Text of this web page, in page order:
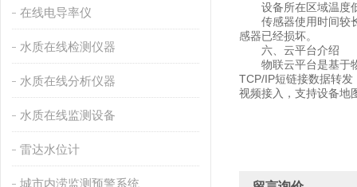
在线电导率仪
水质在线检测仪器
水质在线分析仪器
水质在线监测设备
雷达水位计
城市内涝监测预警系统
设备所在区域温度低
传感器使用时间较长
感器已经损坏。
六、云平台介绍
物联云平台是基于物
TCP/IP短链接数据转
视频接入，支持设备地